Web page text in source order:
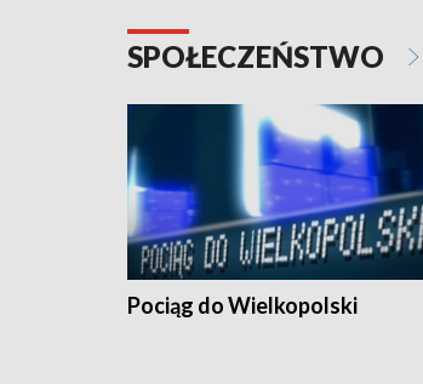
SPOŁECZEŃSTWO
Pociąg do Wielkopolski